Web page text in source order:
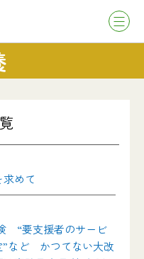
めて
“要支援者のサービ
など かつてない大改